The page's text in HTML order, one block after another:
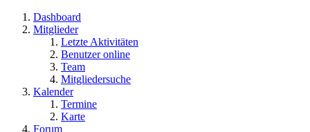
Dashboard
Mitglieder
Letzte Aktivitäten
Benutzer online
Team
Mitgliedersuche
Kalender
Termine
Karte
Forum